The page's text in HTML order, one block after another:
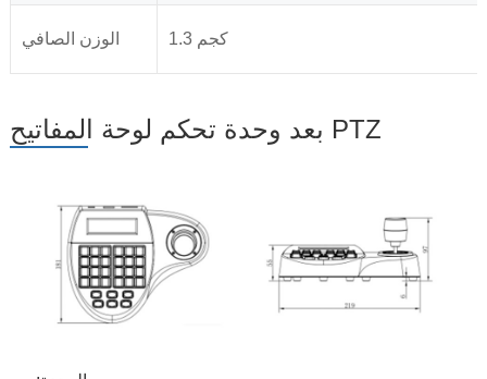
الوزن الصافي 1.3 كجم
بعد وحدة تحكم لوحة المفاتيح PTZ